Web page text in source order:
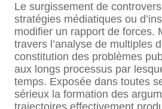
Le surgissement de
stratégies médiatiques ou
modifier un rapport de forces.
travers l’analyse de multiples
constitution des problèmes
aux longs processus par
temps. Exposée dans toutes
sérieux la formation des